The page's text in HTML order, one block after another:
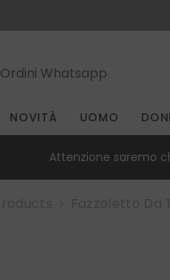
Ordini Whatsapp
NOVITÀ UOMO
Attenzione saremo